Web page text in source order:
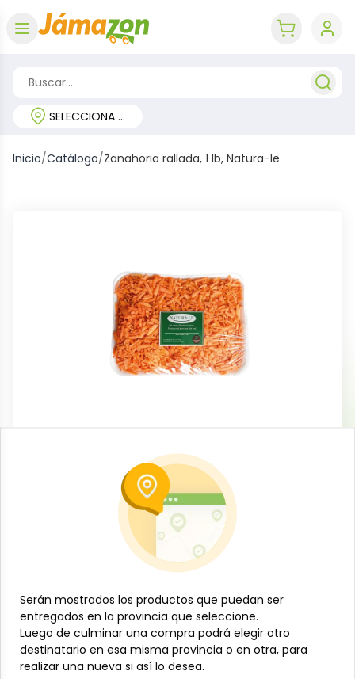
SELECCIONA TU REGIÓN
Inicio/Catálogo/Zanahoria rallada, 1 lb, Natura-le
Frutas, vegetales y viandas
Zanahoria rallada, 1 lb, Natura-le
B-JAM-001-1435
-
Añadir al carrito
Serán mostrados los productos que puedan ser
entregados en la provincia que seleccione.
Luego de culminar una compra podrá elegir otro
destinatario en esa misma provincia o en otra, para
realizar una nueva si así lo desea.
Serán mostrados los productos que puedan ser
entregados en la provincia que seleccione.
Luego de culminar una compra podrá elegir otro
destinatario en esa misma provincia o en otra, para
realizar una nueva si así lo desea.